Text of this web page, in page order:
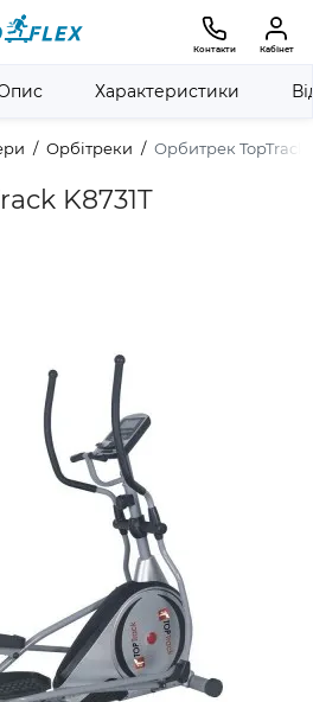
Контакти Кабінет
Орбітреки Орбитрек TopTrack
K8731T
Характеристики